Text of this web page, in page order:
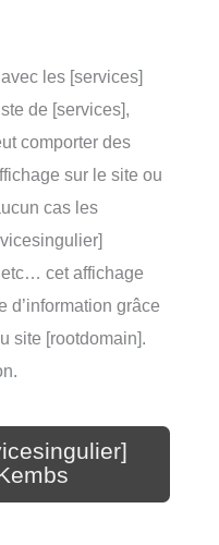
les [services]
de [services],
comporter des
sur le site ou
cas les
cet affichage
d’information grâce
site [rootdomain].